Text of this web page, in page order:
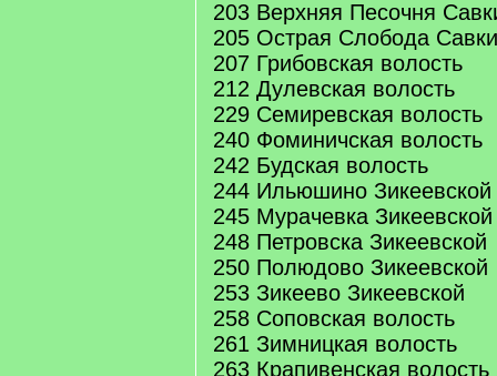
203 Верхняя Песочня
205 Острая Слобода
207 Грибовская волость
212 Дулевская волость
229 Семиревская волость
240 Фоминичская волость
242 Будская волость
244 Ильюшино Зикеевской
245 Мурачевка Зикеевской
248 Петровска Зикеевской
250 Полюдово Зикеевской
253 Зикеево Зикеевской
258 Соповская волость
261 Зимницкая волость
263 Крапивенская волость